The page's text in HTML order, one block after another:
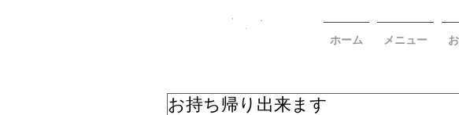
ホーム メニュー
お持ち帰り出来ます